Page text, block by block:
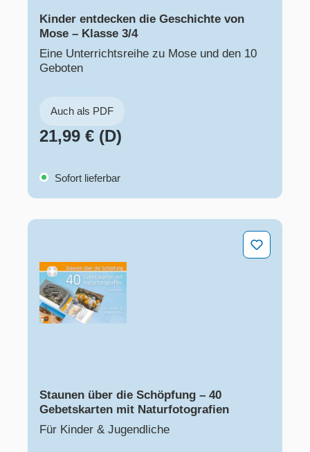
Kinder entdecken die Geschichte von
Mose – Klasse 3/4
Eine Unterrichtsreihe zu Mose und den 10
Geboten
Auch als PDF
21,99 € (D)
Sofort lieferbar
Staunen über die Schöpfung – 40 Gebetskarten mit
Staunen über die Schöpfung – 40
Gebetskarten mit Naturfotografien
Für Kinder & Jugendliche